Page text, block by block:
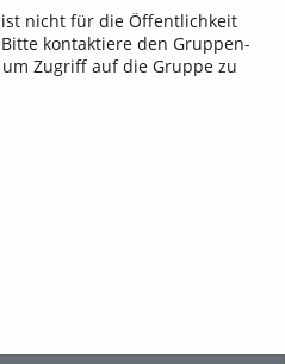
nicht für die Öffentlichkeit
kontaktiere den Gruppen-
Zugriff auf die Gruppe zu